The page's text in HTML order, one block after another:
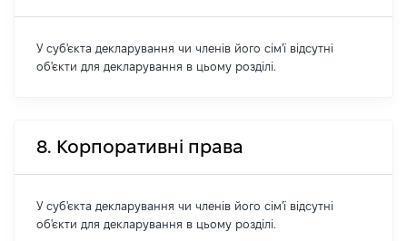
У суб'єкта декларування чи членів його сім'ї відсутні
об'єкти для декларування в цьому розділі.
8. Корпоративні права
У суб'єкта декларування чи членів його сім'ї відсутні
об'єкти для декларування в цьому розділі.